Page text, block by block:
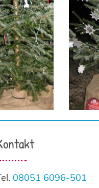
08051 6096-501